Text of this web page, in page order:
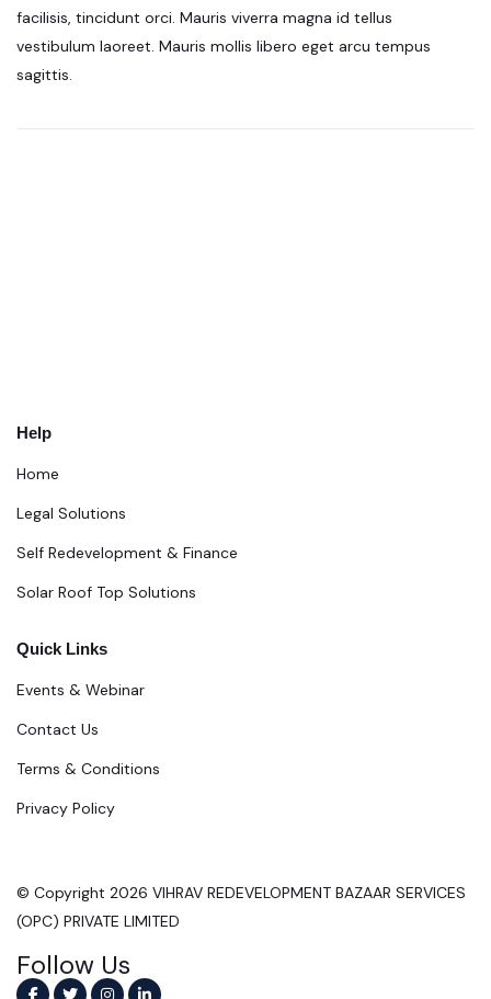
facilisis, tincidunt orci. Mauris viverra magna id tellus
vestibulum laoreet. Mauris mollis libero eget arcu tempus
sagittis.
Help
Home
Legal Solutions
Self Redevelopment & Finance
Solar Roof Top Solutions
Quick Links
Events & Webinar
Contact Us
Terms & Conditions
Privacy Policy
© Copyright 2026 VIHRAV REDEVELOPMENT BAZAAR SERVICES
(OPC) PRIVATE LIMITED
Follow Us